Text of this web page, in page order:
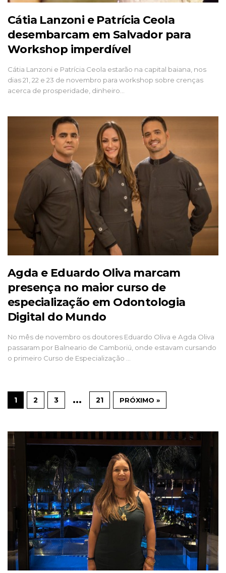
Cátia Lanzoni e Patrícia Ceola
desembarcam em Salvador para
Workshop imperdível
Cátia Lanzoni e Patrícia Ceola estarão na capital baiana, nos
dias 21, 22 e 23 de novembro para workshop sobre crenças
acerca de prosperidade, dinheiro…
Agda e Eduardo Oliva marcam
presença no maior curso de
especialização em Odontologia
Digital do Mundo
No mês de novembro os doutores Eduardo Oliva e Agda Oliva
passaram por Balneario de Camboriú, onde estavam cursando
o primeiro Curso de Especialização …
1 2 3 … 21 PRÓXIMO »